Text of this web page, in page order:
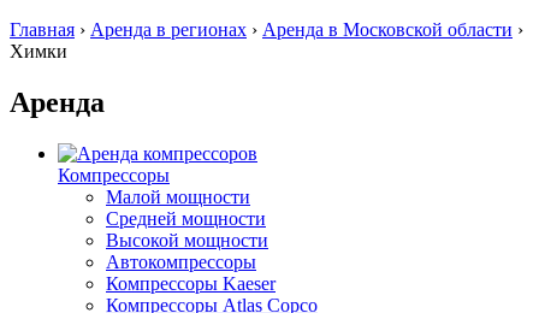
Главная › Аренда в регионах › Аренда в Московской области ›
Химки
Аренда
Компрессоры
Малой мощности
Средней мощности
Высокой мощности
Автокомпрессоры
Компрессоры Kaeser
Компрессоры Atlas Copco